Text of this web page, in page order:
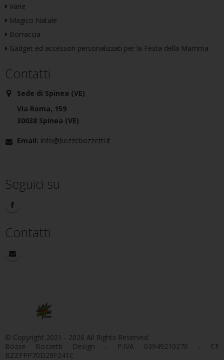
Varie
Magico Natale
Borraccia
Gadget ed accessori personalizzati per la Festa della Mamma
Contatti
Sede di Spinea (VE)
Via Roma, 159
30038 Spinea (VE)
Email: info@bozzebozzetti.it
Seguici su
Contatti
© Copyright 2021 - 2026 All Rights Reserved
Bozze Bozzetti Design - P.IVA 03949210276 - CF
BZZFPP70D29F241C